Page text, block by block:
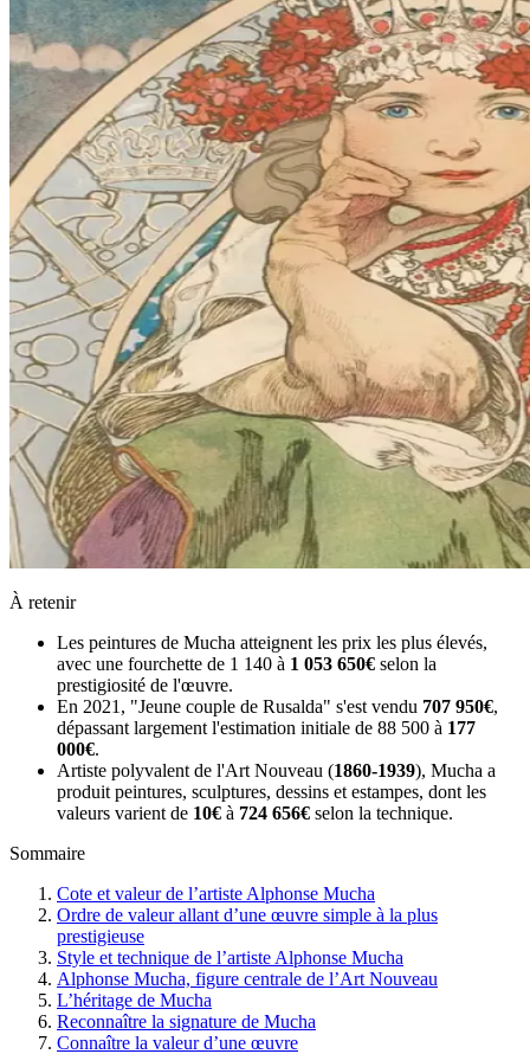
À retenir
Les peintures de Mucha atteignent les prix les plus élevés,
avec une fourchette de 1 140 à 1 053 650€ selon la
prestigiosité de l'œuvre.
En 2021, "Jeune couple de Rusalda" s'est vendu 707 950€,
dépassant largement l'estimation initiale de 88 500 à 177
000€.
Artiste polyvalent de l'Art Nouveau (1860-1939), Mucha a
produit peintures, sculptures, dessins et estampes, dont les
valeurs varient de 10€ à 724 656€ selon la technique.
Sommaire
Cote et valeur de l’artiste Alphonse Mucha
Ordre de valeur allant d’une œuvre simple à la plus
prestigieuse
Style et technique de l’artiste Alphonse Mucha
Alphonse Mucha, figure centrale de l’Art Nouveau
L’héritage de Mucha
Reconnaître la signature de Mucha
Connaître la valeur d’une œuvre